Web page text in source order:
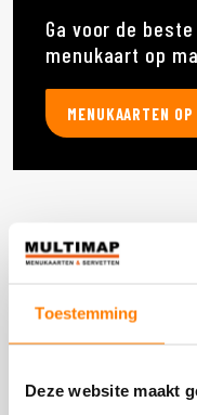
Toestemming
Deze website maakt
Ga voor de
menukaart op
MENUKAARTEN OP
Deze producten heb
DOOS 1.200 STUKS